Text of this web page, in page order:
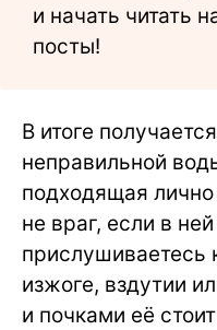
и начать читать
посты!
В итоге
неправильной
подходящая
не враг, если в
прислушиваетесь
изжоге, вздутии
и почками её